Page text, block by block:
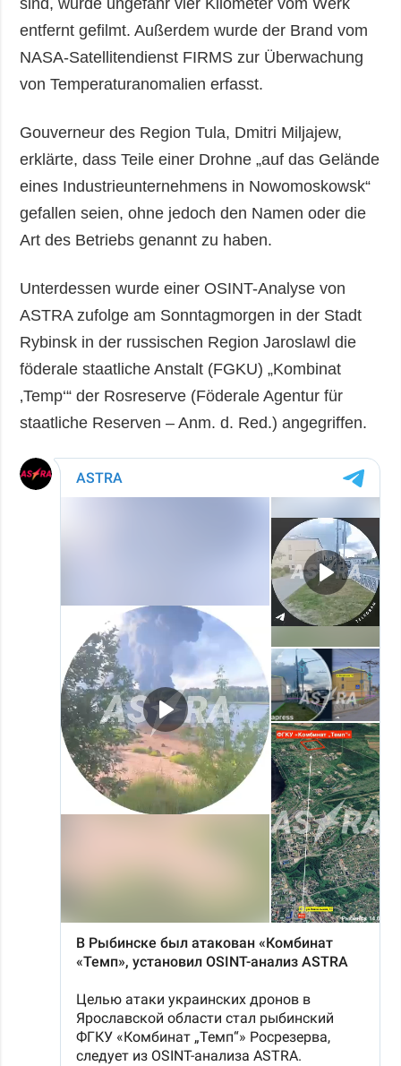
entfernt gefilmt. Außerdem wurde der Brand vom
NASA-Satellitendienst FIRMS zur Überwachung
von Temperaturanomalien erfasst.
Gouverneur des Region Tula, Dmitri Miljajew,
erklärte, dass Teile einer Drohne „auf das Gelände
eines Industrieunternehmens in Nowomoskowsk“
gefallen seien, ohne jedoch den Namen oder die
Art des Betriebs genannt zu haben.
Unterdessen wurde einer OSINT-Analyse von
ASTRA zufolge am Sonntagmorgen in der Stadt
Rybinsk in der russischen Region Jaroslawl die
föderale staatliche Anstalt (FGKU) „Kombinat
‚Temp‘“ der Rosreserve (Föderale Agentur für
staatliche Reserven – Anm. d. Red.) angegriffen.